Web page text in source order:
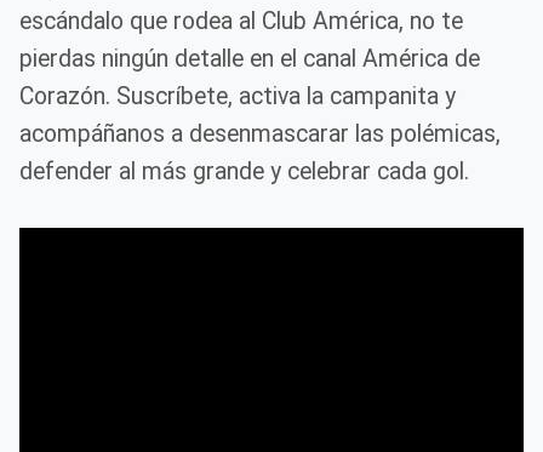
escándalo que rodea al Club América, no te
pierdas ningún detalle en el canal América de
Corazón. Suscríbete, activa la campanita y
acompáñanos a desenmascarar las polémicas,
defender al más grande y celebrar cada gol.